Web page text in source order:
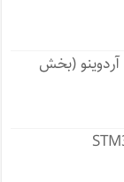
آردوینو (بخش